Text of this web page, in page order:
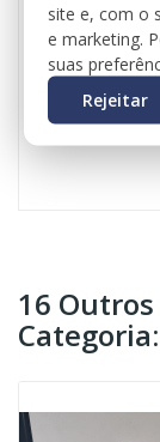
Porta frente
Referência:
Valor
Valor do iva
16
Categoria:
site e, com o
e marketing.
suas
Rejeitar